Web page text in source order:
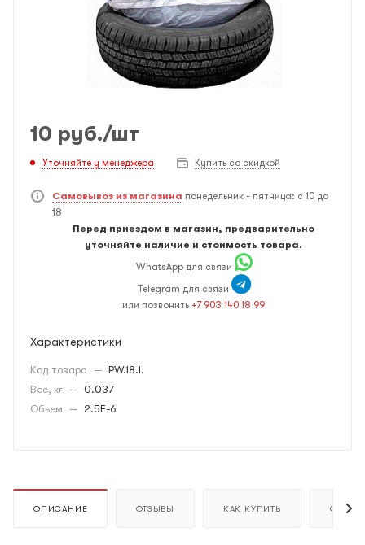
10 руб./шт
Уточняйте у менеджера Купить со скидкой
Самовывоз из магазина понедельник - пятница: с 10 до
18
Перед приездом в магазин, предварительно
уточняйте наличие и стоимость товара.
WhatsApp для связи
Telegram для связи
или позвонить +7 903 140 18 99
Характеристики
Код товара — PW.18.1.
Вес, кг — 0.037
Объем — 2.5E-6
ОПИСАНИЕ ОТЗЫВЫ КАК КУПИТЬ ОПЛАТА